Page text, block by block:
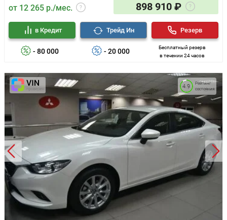
от 12 265 р./мес. 898 910 ₽
- 80 000
в Кредит
- 20 000
Трейд Ин
Бесплатный резерв
в течении 24 часов
Резерв
Рейтинг
состояния
4.9